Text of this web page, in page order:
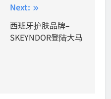
Next:
西班牙护肤品牌–
SKEYNDOR登陆大马